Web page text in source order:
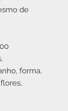
de
forma,